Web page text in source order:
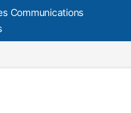
Communications